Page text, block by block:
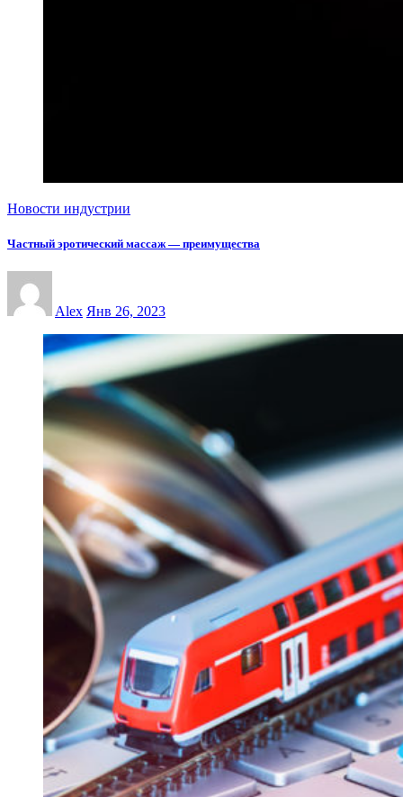
Новости индустрии
Частный эротический массаж — преимущества
Alex Янв 26, 2023